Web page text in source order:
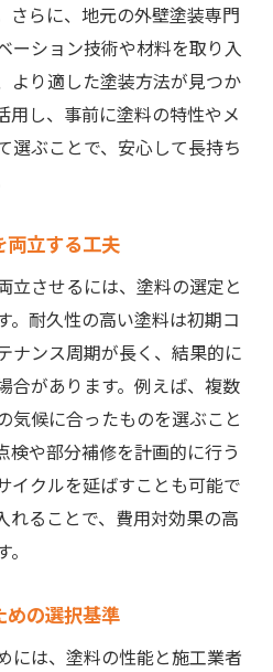
さらに、地元の外壁塗装専門
ーション技術や材料を取り入
より適した塗装方法が見つか
用し、事前に塗料の特性やメ
選ぶことで、安心して長持ち
両立する工夫
立させるには、塗料の選定と
。耐久性の高い塗料は初期コ
ナンス周期が長く、結果的に
合があります。例えば、複数
気候に合ったものを選ぶこと
検や部分補修を計画的に行う
イクルを延ばすことも可能で
れることで、費用対効果の高
めの選択基準
には、塗料の性能と施工業者